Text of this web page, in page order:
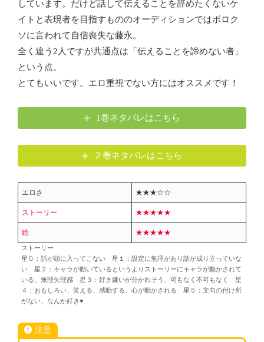
しています。だけど話して伝えることを辞めたくないケ
イトと表現者を目指すもののオーディションではボロク
ソに言われて自信喪失な藤永。
全く違う2人ですが共通点は「伝えることを諦めない者」
という点。
とてもいいです。エロ重視でない方にはオススメです！
1巻ネタバレはこちら
２巻ネタバレはこちら
エロさ ★★★☆☆
ストーリー ★★★★★
絵 ★★★★★
ストーリー
星０：話が頭に入ってこない 星１：設定に無理があり話が成り立っていな
い 星２：キャラが動いているというよりストーリーにキャラが動かされて
いる、無理矢理感 星３：好き嫌いが分かれそう、可もなく不可もなく 星
４：おもしろい、笑える、感動する、心が動かされる 星５：文句の付け所
がない、なんか好き♥
注意